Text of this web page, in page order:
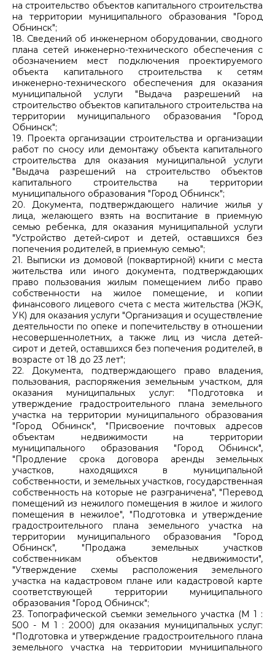
на строительство объектов капитального строительства
на территории муниципального образования "Город
Обнинск";
18. Сведений об инженерном оборудовании, сводного
плана сетей инженерно-технического обеспечения с
обозначением мест подключения проектируемого
объекта капитального строительства к сетям
инженерно-технического обеспечения для оказания
муниципальной услуги "Выдача разрешений на
строительство объектов капитального строительства на
территории муниципального образования "Город
Обнинск";
19. Проекта организации строительства и организации
работ по сносу или демонтажу объекта капитального
строительства для оказания муниципальной услуги
"Выдача разрешений на строительство объектов
капитального строительства на территории
муниципального образования "Город Обнинск";
20. Документа, подтверждающего наличие жилья у
лица, желающего взять на воспитание в приемную
семью ребенка, для оказания муниципальной услуги
"Устройство детей-сирот и детей, оставшихся без
попечения родителей, в приемную семью";
21. Выписки из домовой (поквартирной) книги с места
жительства или иного документа, подтверждающих
право пользования жилым помещением либо право
собственности на жилое помещение, и копии
финансового лицевого счета с места жительства (ЖЭК,
УК) для оказания услуги "Организация и осуществление
деятельности по опеке и попечительству в отношении
несовершеннолетних, а также лиц из числа детей-
сирот и детей, оставшихся без попечения родителей, в
возрасте от 18 до 23 лет";
22. Документа, подтверждающего право владения,
пользования, распоряжения земельным участком, для
оказания муниципальных услуг: "Подготовка и
утверждение градостроительного плана земельного
участка на территории муниципального образования
"Город Обнинск", "Присвоение почтовых адресов
объектам недвижимости на территории
муниципального образования "Город Обнинск",
"Продление срока договора аренды земельных
участков, находящихся в муниципальной
собственности, и земельных участков, государственная
собственность на которые не разграничена", "Перевод
помещений из нежилого помещения в жилое и жилого
помещения в нежилое", "Подготовка и утверждение
градостроительного плана земельного участка на
территории муниципального образования "Город
Обнинск", "Продажа земельных участков
собственникам объектов недвижимости",
"Утверждение схемы расположения земельного
участка на кадастровом плане или кадастровой карте
соответствующей территории муниципального
образования "Город Обнинск";
23. Топографической съемки земельного участка (М 1 :
500 - М 1 : 2000) для оказания муниципальных услуг:
"Подготовка и утверждение градостроительного плана
земельного участка на территории муниципального